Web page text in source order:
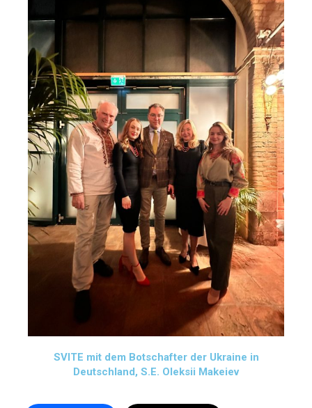
SVITE mit dem Botschafter der Ukraine in
Deutschland, S.E. Oleksii Makeiev